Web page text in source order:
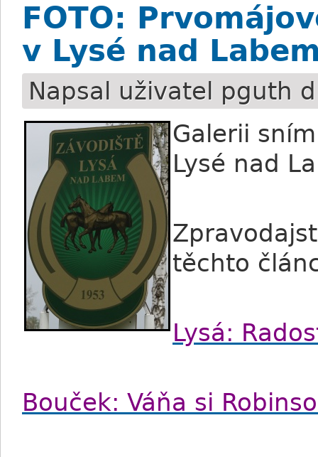
FOTO:
v Lysé nad
Napsal uživatel pguth
Galerii
Lysé nad
těchto
Lysá:
Bouček: Váňa si